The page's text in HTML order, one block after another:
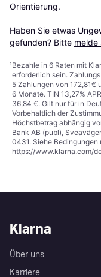
Orientierung.
Haben Sie etwas
gefunden? Bitte melde
¹Bezahle in 6 Raten mit
erforderlich sein.
5 Zahlungen von 172,81€
6 Monate. TIN 13,27%
36,84 €. Gilt nur für in
Vorbehaltlich der
Höchstbetrag abhängig
Bank AB (publ),
0431. Siehe
https://www.klarna.com/
Klarna
Über uns
Karriere